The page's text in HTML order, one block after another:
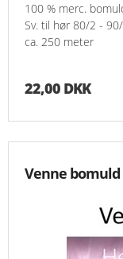
100 % merc.
Sv. til hør 80/2 -
ca. 250 meter
22,00 DKK
Venne bomuld